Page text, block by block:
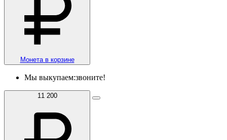
Монета в корзине
Мы выкупаем:звоните!
11 200